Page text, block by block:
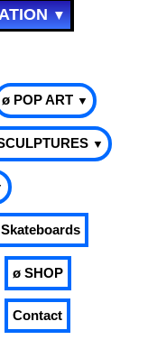
▼
ø POP ART ▼
▼
ø SHOP
Contact